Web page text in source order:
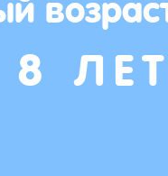
ЛЕТ